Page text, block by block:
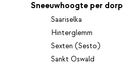
Sneeuwhoogte per dorp
Saariselka
Hinterglemm
Sexten (Sesto)
Sankt Oswald